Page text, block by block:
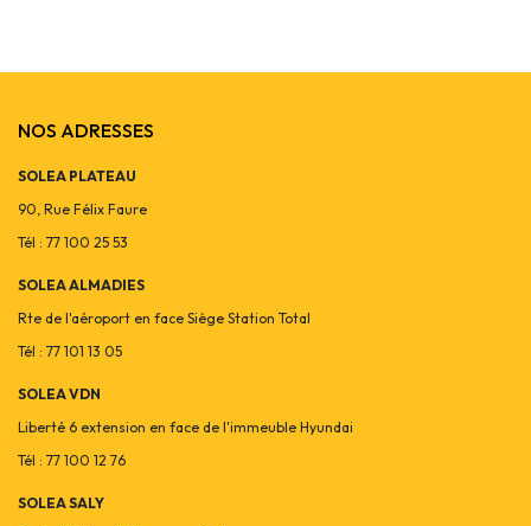
NOS ADRESSES
SOLEA PLATEAU
90, Rue Félix Faure
Tél : 77 100 25 53
SOLEA ALMADIES
Rte de l'aéroport en face Siège Station Total
Tél : 77 101 13 05
SOLEA VDN
Liberté 6 extension en face de l'immeuble Hyundai
Tél : 77 100 12 76
SOLEA SALY